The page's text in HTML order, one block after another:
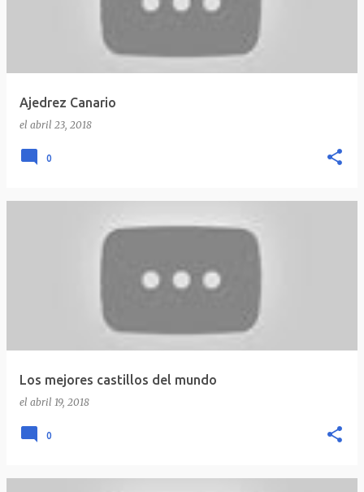
Ajedrez Canario
el abril 23, 2018
0
Los mejores castillos del mundo
el abril 19, 2018
0